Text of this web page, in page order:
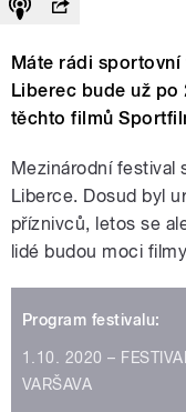
Máte rádi sportovní
Liberec bude už po
těchto filmů
Mezinárodní festival
Liberce. Dosud byl
příznivců, letos se
lidé budou moci
Program festivalu:
1.10. 2020 –
VARŠAVA